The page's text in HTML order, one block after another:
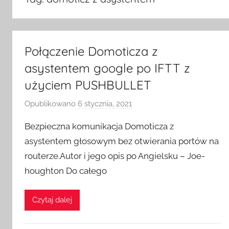
Połączenie Domoticza z
asystentem google po IFTT z
użyciem PUSHBULLET
Opublikowano 6 stycznia, 2021
z
e
z
Bezpieczna komunikacja Domoticza z
asystentem głosowym bez otwierania portów na
routerze.Autor i jego opis po Angielsku – Joe-
houghton Do całego
Czytaj dalej